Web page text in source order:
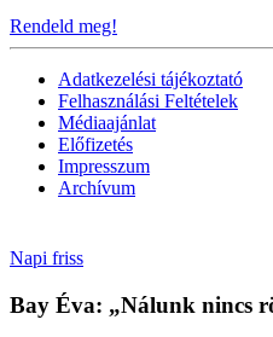
Rendeld meg!
Adatkezelési tájékoztató
Felhasználási Feltételek
Médiaajánlat
Előfizetés
Impresszum
Archívum
Napi friss
Bay Éva: „Nálunk nincs